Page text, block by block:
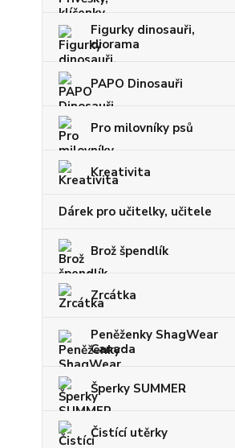
Figurky dinosauři,
diorama
PAPO Dinosauři
Pro milovníky psů
Kreativita
Dárek pro učitelky, učitele
Brož špendlík
Zrcátka
Peněženky ShagWear
Canada
Šperky SUMMER
Čistící utěrky